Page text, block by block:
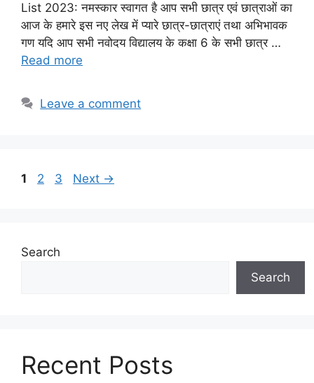
List 2023: नमस्कार स्वागत है आप सभी छात्र एवं छात्राओं का
आज के हमारे इस नए लेख में प्यारे छात्र-छात्राएं तथा अभिभावक
गण यदि आप सभी नवोदय विद्यालय के कक्षा 6 के सभी छात्र …
Read more
Leave a comment
Page
1 Page
2 Page
3 Next →
Search
Search
Recent Posts